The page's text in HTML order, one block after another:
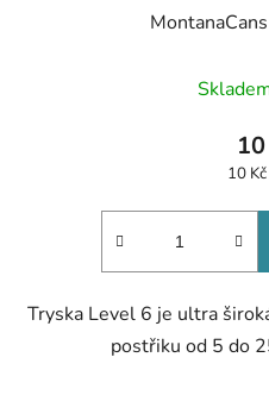
10
Tryska Level 6 je ultra
postřiku od 5 do